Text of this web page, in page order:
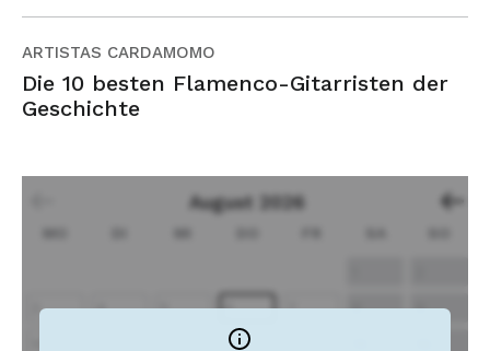
ARTISTAS CARDAMOMO
Die 10 besten Flamenco-Gitarristen der
Geschichte